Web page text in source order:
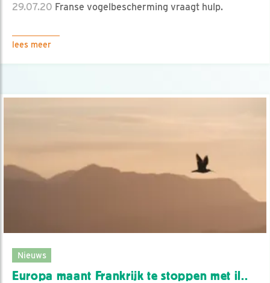
29.07.20 Franse vogelbescherming vraagt hulp.
lees meer
Nieuws
Europa maant Frankrijk te stoppen met il..